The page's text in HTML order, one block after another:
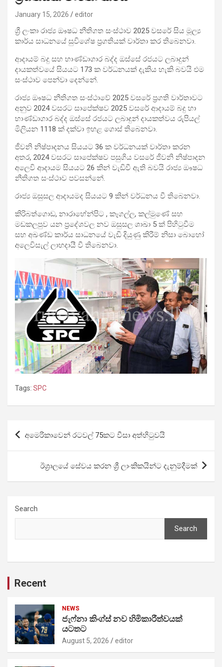
January 15, 2026 editor
ශ්‍රී ලංකා රාජ්‍ය ඖෂධ නීතිගත සංස්ථාව 2025 වසරේ සිය මූල්‍ය
කාර්ය සාධනයේ සුවිශේෂ ප්‍රගතියක් වාර්තා කර තිබෙනවා.
ආදායම් බදු සහ භාණ්ඩාගාර බද්ද ඔස්සේ රජයට ලබාදුන්
දායකත්වයේ සියයට 173 ක වර්ධනයක් දැකිය හැකි බවයි එම
සංස්ථාව පෙන්වා දෙන්නේ.
රාජ්‍ය ඖෂධ නීතිගත සංස්ථාවේ 2025 වසරේ ප්‍රගති වාර්තාවට
අනුව 2024 වසරට සාපේක්ෂව 2025 වසරේ ආදායම් බදු හා
භාණ්ඩාගාර බද්ද ඔස්සේ රජයට ලබාදුන් දායකත්වය රුපියල්
මිලියන 1118 ක් දක්වා ඉහළ ගොස් තිබෙනවා.
ජීවනි නිෂ්පාදනය සියයට 36 ක වර්ධනයක් වාර්තා කරන
අතර, 2024 වසරට සාපේක්ෂව පසුගිය වසරේ ජීවනි නිෂ්පාදන
අලෙවි ආදායම සියයට 26 කින් වැඩිවී ඇති බවයි රාජ්‍ය ඖෂධ
නීතිගත සංස්ථාව පවසන්නේ.
රාජ්‍ය ඔසුසල ආදායමද සියයට 9 කින් වර්ධනය වී තිබෙනවා.
කිරිබත්ගොඩ, නාරාහේන්පිට , කෑගල්ල, කල්මුණේ සහ
මඩකලපුව යන ප්‍රදේශවල නව ඔසුසල ශාඛා 5 ක් පිහිටුවීම
සහ අඛණ්ඩ කාර්ය සාධනයේ වැඩි දියුණු කිරීම් නිසා බොහෝ
අලෙවිසැල් ලාභදායී වී තිබෙනවා.
Tags: SPC
Post
navigation
අමෙරිකාවෙන් රටවල් 75කට වීසා අත්හිටුවයි
ඊශ්‍රාලයේ සේවය කරන ශ්‍රී ලාංකිකයින්ට දැනුම්දීමක්
Search
Search
Recent
NEWS
ජැෆ්නා කිංග්ස් නව හිමිකාරීත්වයක්
යටතට
August 5, 2026 editor